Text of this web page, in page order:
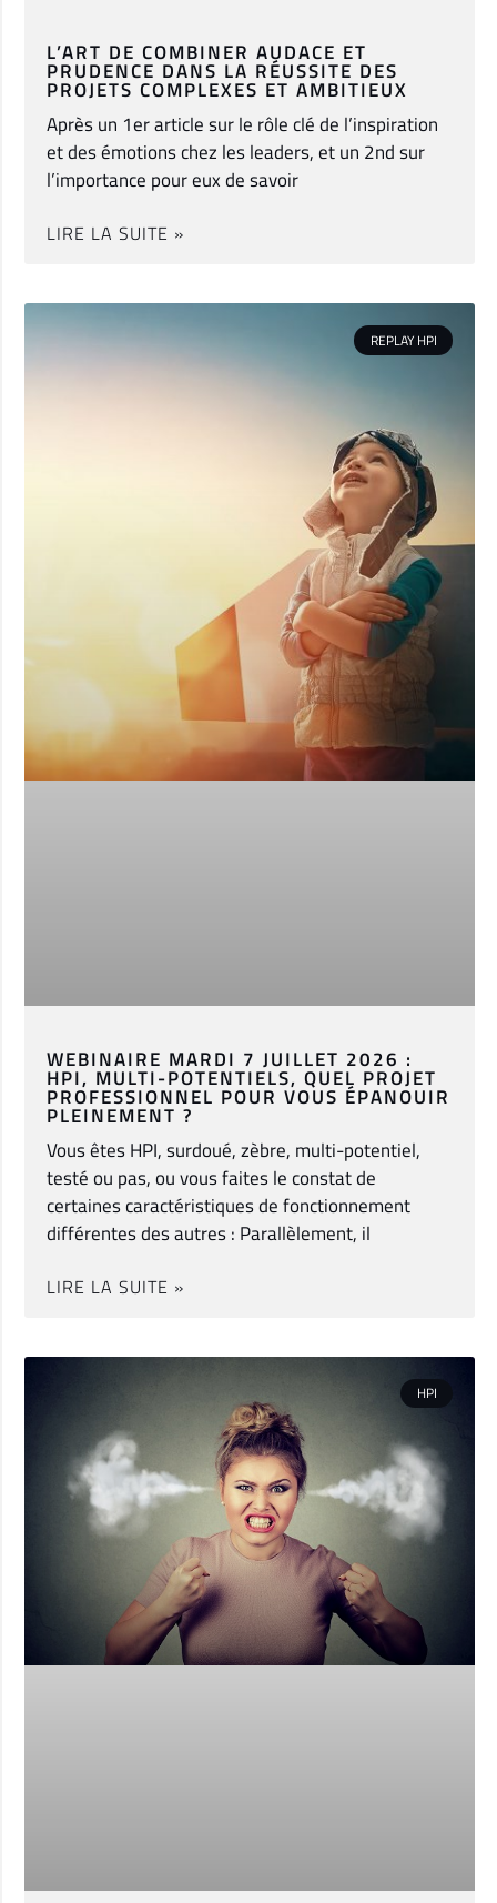
L’ART DE COMBINER AUDACE ET
PRUDENCE DANS LA RÉUSSITE DES
PROJETS COMPLEXES ET AMBITIEUX
Après un 1er article sur le rôle clé de l’inspiration
et des émotions chez les leaders, et un 2nd sur
l’importance pour eux de savoir
LIRE LA SUITE »
REPLAY HPI
WEBINAIRE MARDI 7 JUILLET 2026 :
HPI, MULTI-POTENTIELS, QUEL PROJET
PROFESSIONNEL POUR VOUS ÉPANOUIR
PLEINEMENT ?
Vous êtes HPI, surdoué, zèbre, multi-potentiel,
testé ou pas, ou vous faites le constat de
certaines caractéristiques de fonctionnement
différentes des autres : Parallèlement, il
LIRE LA SUITE »
HPI